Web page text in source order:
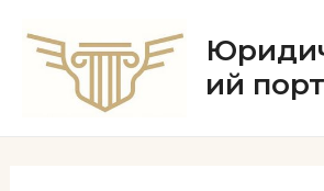
содержимому
ий